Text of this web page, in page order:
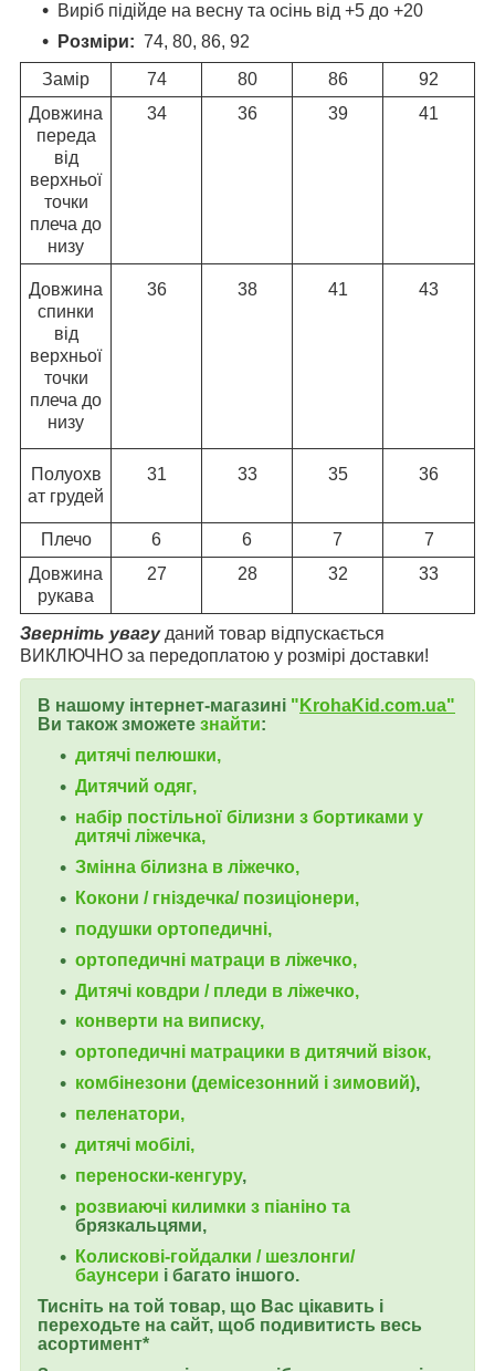
Виріб підійде на весну та осінь від +5 до +20
Розміри: 74, 80, 86, 92
Замір
74 80 86
92
Довжина
переда
від
верхньої
точки
плеча до
низу
34 36 39 41
Довжина
спинки
від
верхньої
точки
плеча до
низу
36 38 41 43
Полуохв
ат грудей
31 33 35 36
Плечо 6 6 7
7
Довжина
рукава
27 28 32 33
Зверніть увагу даний товар відпускається
ВИКЛЮЧНО за передоплатою у розмірі доставки!
В нашому інтернет-магазині " KrohaKid.com.ua"
Ви також зможете знайти:
дитячі пелюшки,
Дитячий одяг,
набір постільної білизни з бортиками у
дитячі ліжечка,
Змінна білизна в ліжечко,
Кокони / гніздечка/ позиціонери,
подушки ортопедичні,
ортопедичні матраци в ліжечко,
Дитячі ковдри / пледи в ліжечко,
конверти на виписку,
ортопедичні матрацики в дитячий візок,
комбінезони (демісезонний і зимовий),
пеленатори,
дитячі мобілі,
переноски-кенгуру,
розвиаючі килимки з піаніно та
брязкальцями,
Колискові-гойдалки / шезлонги/
баунсери і багато іншого.
Тисніть на той товар, що Вас цікавить і
переходьте на сайт, щоб подивитисть весь
асортимент*